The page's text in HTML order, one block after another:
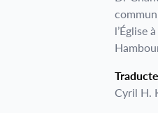
l’Église
Cyril H.